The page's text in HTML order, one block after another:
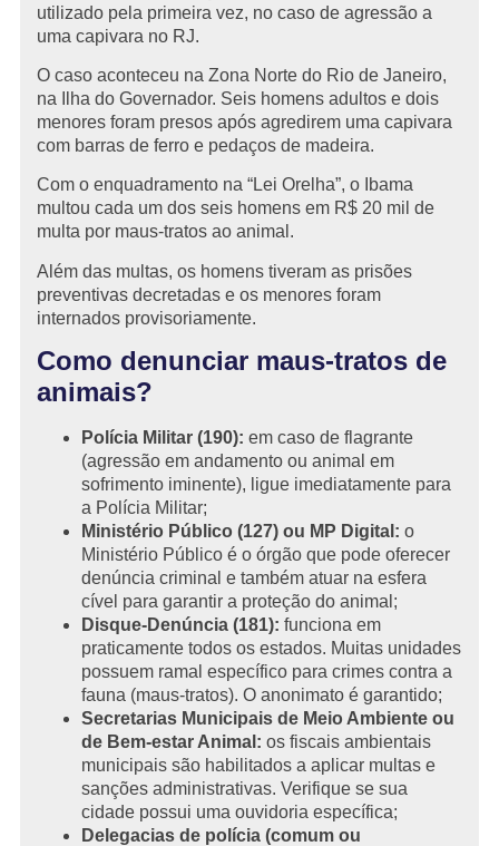
utilizado pela primeira vez, no caso de agressão a
uma capivara no RJ.
O caso aconteceu na Zona Norte do Rio de Janeiro,
na Ilha do Governador. Seis homens adultos e dois
menores foram presos após agredirem uma capivara
com barras de ferro e pedaços de madeira.
Com o enquadramento na “Lei Orelha”, o Ibama
multou cada um dos seis homens em R$ 20 mil de
multa por maus-tratos ao animal.
Além das multas, os homens tiveram as prisões
preventivas decretadas e os menores foram
internados provisoriamente.
Como denunciar maus-tratos de
animais?
Polícia Militar (190): em caso de flagrante
(agressão em andamento ou animal em
sofrimento iminente), ligue imediatamente para
a Polícia Militar;
Ministério Público (127) ou MP Digital: o
Ministério Público é o órgão que pode oferecer
denúncia criminal e também atuar na esfera
cível para garantir a proteção do animal;
Disque-Denúncia (181): funciona em
praticamente todos os estados. Muitas unidades
possuem ramal específico para crimes contra a
fauna (maus-tratos). O anonimato é garantido;
Secretarias Municipais de Meio Ambiente ou
de Bem-estar Animal: os fiscais ambientais
municipais são habilitados a aplicar multas e
sanções administrativas. Verifique se sua
cidade possui uma ouvidoria específica;
Delegacias de polícia (comum ou